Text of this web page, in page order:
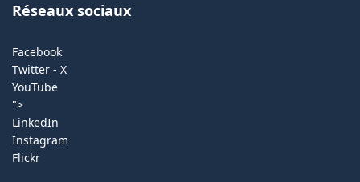
Réseaux sociaux
Facebook
Twitter - X
YouTube
">
LinkedIn
Instagram
Flickr